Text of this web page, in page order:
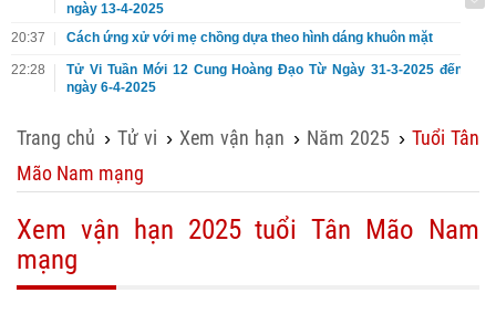
ngày 13-4-2025
20:37
Cách ứng xử với mẹ chồng dựa theo hình dáng khuôn mặt
22:28
Tử Vi Tuần Mới 12 Cung Hoàng Đạo Từ Ngày 31-3-2025 đến
ngày 6-4-2025
Trang chủ › Tử vi › Xem vận hạn › Năm 2025 › Tuổi Tân
Mão Nam mạng
Xem vận hạn 2025 tuổi Tân Mão Nam
mạng